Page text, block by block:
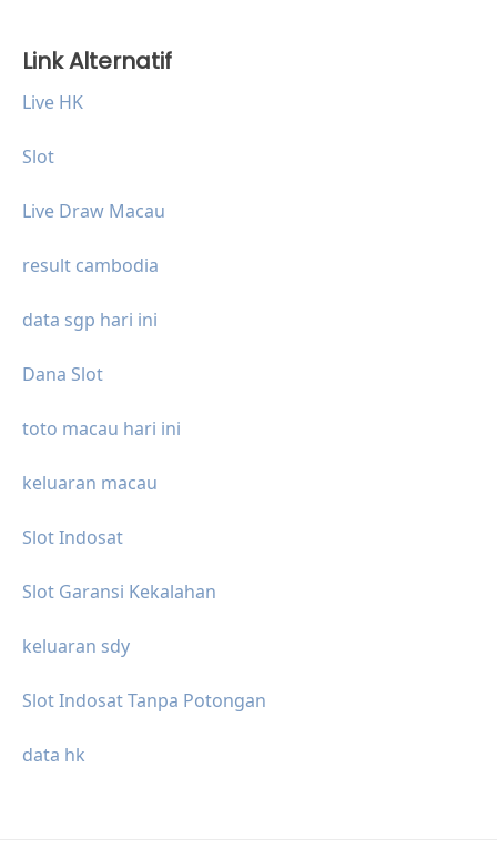
Link Alternatif
Live HK
Slot
Live Draw Macau
result cambodia
data sgp hari ini
Dana Slot
toto macau hari ini
keluaran macau
Slot Indosat
Slot Garansi Kekalahan
keluaran sdy
Slot Indosat Tanpa Potongan
data hk